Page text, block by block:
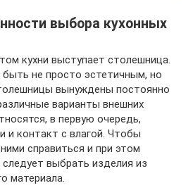
выбора кухонных
кухни выступает столешница.
не просто эстетичным, но
вынуждены постоянно
варианты внешних
в первую очередь,
и контакт с влагой. Чтобы
справиться и при этом
выбрать изделия из
материала.